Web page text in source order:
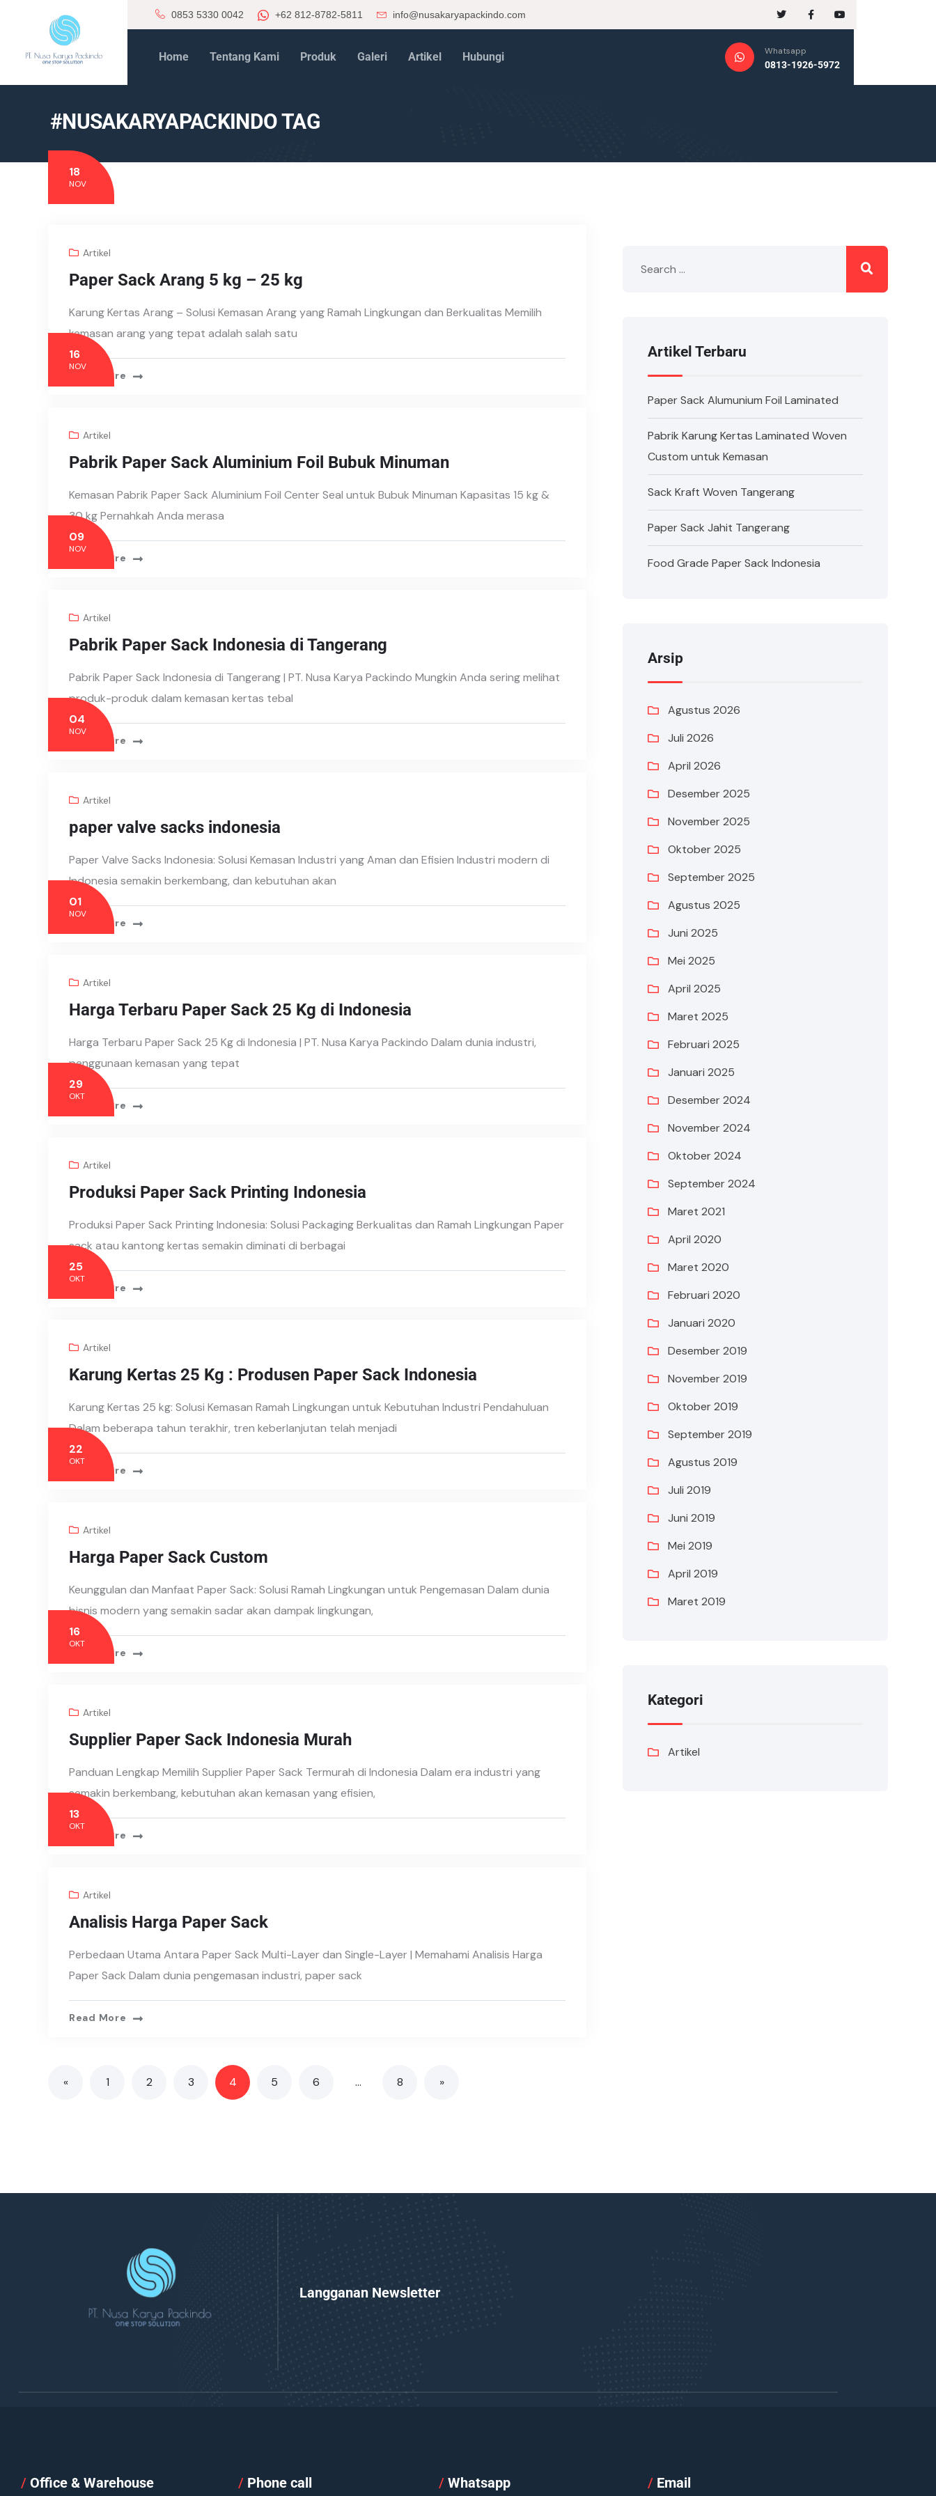
0853 5330 0042 +62 812-8782-5811 info@nusakaryapackindo.com
Home Tentang Kami Produk Galeri Artikel Hubungi
Whatsapp
0813-1926-5972
#NUSAKARYAPACKINDO TAG
18
NOV
Artikel
Paper Sack Arang 5 kg – 25 kg
Karung Kertas Arang – Solusi Kemasan Arang yang Ramah Lingkungan dan Berkualitas Memilih
kemasan arang yang tepat adalah salah satu
Read More
16
NOV
Artikel
Pabrik Paper Sack Aluminium Foil Bubuk Minuman
Kemasan Pabrik Paper Sack Aluminium Foil Center Seal untuk Bubuk Minuman Kapasitas 15 kg &
30 kg Pernahkah Anda merasa
Read More
09
NOV
Artikel
Pabrik Paper Sack Indonesia di Tangerang
Pabrik Paper Sack Indonesia di Tangerang | PT. Nusa Karya Packindo Mungkin Anda sering melihat
produk-produk dalam kemasan kertas tebal
Read More
04
NOV
Artikel
paper valve sacks indonesia
Paper Valve Sacks Indonesia: Solusi Kemasan Industri yang Aman dan Efisien Industri modern di
Indonesia semakin berkembang, dan kebutuhan akan
Read More
01
NOV
Artikel
Harga Terbaru Paper Sack 25 Kg di Indonesia
Harga Terbaru Paper Sack 25 Kg di Indonesia | PT. Nusa Karya Packindo Dalam dunia industri,
penggunaan kemasan yang tepat
Read More
29
OKT
Artikel
Produksi Paper Sack Printing Indonesia
Produksi Paper Sack Printing Indonesia: Solusi Packaging Berkualitas dan Ramah Lingkungan Paper
sack atau kantong kertas semakin diminati di berbagai
Read More
25
OKT
Artikel
Karung Kertas 25 Kg : Produsen Paper Sack Indonesia
Karung Kertas 25 kg: Solusi Kemasan Ramah Lingkungan untuk Kebutuhan Industri Pendahuluan
Dalam beberapa tahun terakhir, tren keberlanjutan telah menjadi
Read More
22
OKT
Artikel
Harga Paper Sack Custom
Keunggulan dan Manfaat Paper Sack: Solusi Ramah Lingkungan untuk Pengemasan Dalam dunia
bisnis modern yang semakin sadar akan dampak lingkungan,
Read More
16
OKT
Artikel
Supplier Paper Sack Indonesia Murah
Panduan Lengkap Memilih Supplier Paper Sack Termurah di Indonesia Dalam era industri yang
semakin berkembang, kebutuhan akan kemasan yang efisien,
Read More
13
OKT
Artikel
Analisis Harga Paper Sack
Perbedaan Utama Antara Paper Sack Multi-Layer dan Single-Layer | Memahami Analisis Harga
Paper Sack Dalam dunia pengemasan industri, paper sack
Read More
« 1 2 3 4 5 6 … 8 »
Artikel Terbaru
Paper Sack Alumunium Foil Laminated
Pabrik Karung Kertas Laminated Woven
Custom untuk Kemasan
Sack Kraft Woven Tangerang
Paper Sack Jahit Tangerang
Food Grade Paper Sack Indonesia
Arsip
Agustus 2026
Juli 2026
April 2026
Desember 2025
November 2025
Oktober 2025
September 2025
Agustus 2025
Juni 2025
Mei 2025
April 2025
Maret 2025
Februari 2025
Januari 2025
Desember 2024
November 2024
Oktober 2024
September 2024
Maret 2021
April 2020
Maret 2020
Februari 2020
Januari 2020
Desember 2019
November 2019
Oktober 2019
September 2019
Agustus 2019
Juli 2019
Juni 2019
Mei 2019
April 2019
Maret 2019
Kategori
Artikel
Langganan Newsletter
/ Office & Warehouse / Phone call /Whatsapp /Email